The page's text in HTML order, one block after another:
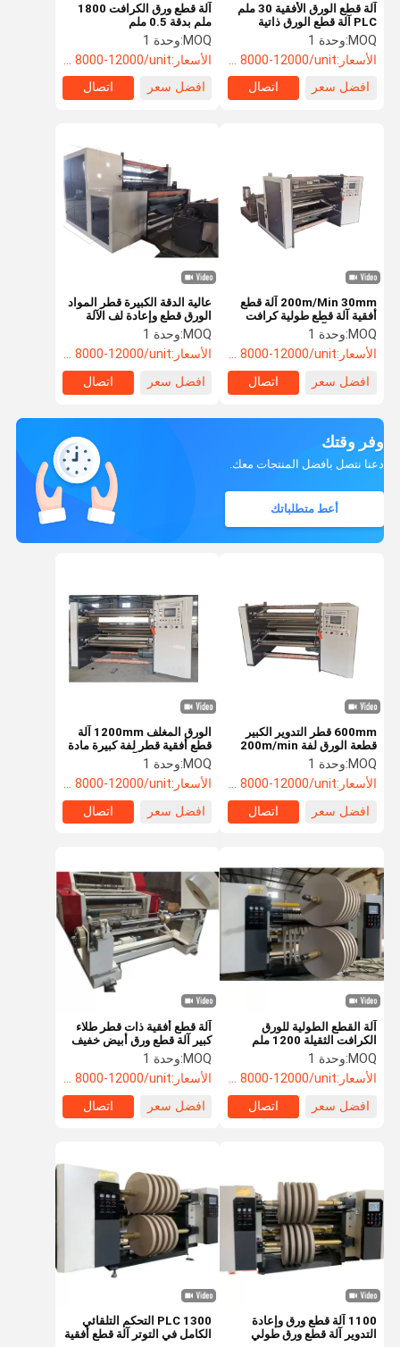
فيديوهات
آلة قطع ورق الكرافت 1800
ملم بدقة 0.5 ملم
MOQ: وحدة 1
الأسعار:USD 8000-12000/unit
افضل سعر
اتصال
آلة قطع الورق الأفقية 30 ملم
PLC آلة قطع الورق ذاتية
التشغيل بالكامل
MOQ: وحدة 1
الأسعار:USD 8000-12000/unit
افضل سعر
اتصال
عالية الدقة الكبيرة قطر المواد
الورق قطع وإعادة لف الآلة
200m/min
MOQ: وحدة 1
الأسعار:USD 8000-12000/unit
افضل سعر
اتصال
200m/Min 30mm آلة قطع
أفقية آلة قطع طولية كرافت
ورق شقية آلة إعادة التدوير
MOQ: وحدة 1
الأسعار:USD 8000-12000/unit
افضل سعر
اتصال
وفر وقتك
دعنا نتصل بأفضل المنتجات معك.
أعط متطلباتك
600mm قطر التدوير الكبير
قطعة الورق لفة 200m/min
مع طريقة القطع
MOQ: وحدة 1
الأسعار:USD 8000-12000/unit
افضل سعر
اتصال
الورق المغلف 1200mm آلة
قطع أفقية قطر لفة كبيرة مادة
OPP فيلم قطع آلة
MOQ: وحدة 1
الأسعار:USD 8000-12000/unit
افضل سعر
اتصال
آلة القطع الطولية للورق
الكرافت الثقيلة 1200 ملم
MOQ: وحدة 1
الأسعار:USD 8000-12000/unit
افضل سعر
اتصال
آلة قطع أفقية ذات قطر طلاء
كبير آلة قطع ورق أبيض خفيف
واحد ذات دقة عالية
MOQ: وحدة 1
الأسعار:USD 8000-12000/unit
افضل سعر
اتصال
1100 آلة قطع ورق وإعادة
التدوير آلة قطع ورق طولي
1300 PLC التحكم التلقائي
الكامل في التوتر آلة قطع أفقية